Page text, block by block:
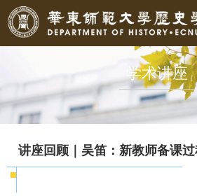
学术讲座
讲座回顾｜吴笛：新教师备课